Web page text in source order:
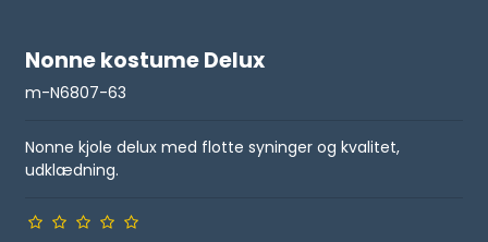
Nonne kostume Delux
m-N6807-63
Nonne kjole delux med flotte syninger og kvalitet,
udklædning.